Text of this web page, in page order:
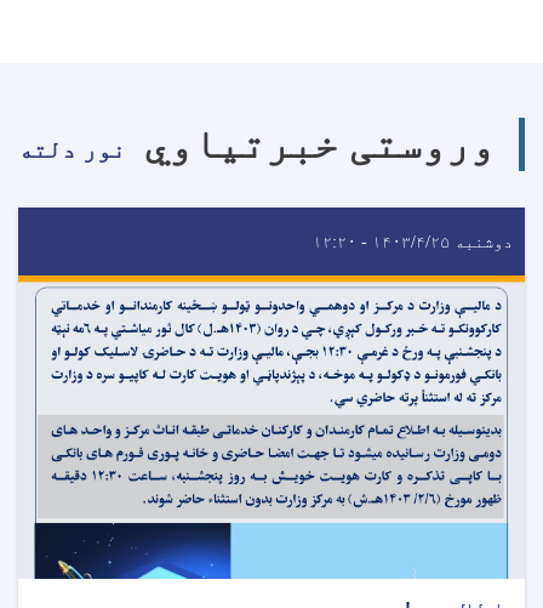
وروستی خبرتیاوي نور دلته
دوشنبه ۱۴۰۳/۴/۲۵ - ۱۲:۲۰